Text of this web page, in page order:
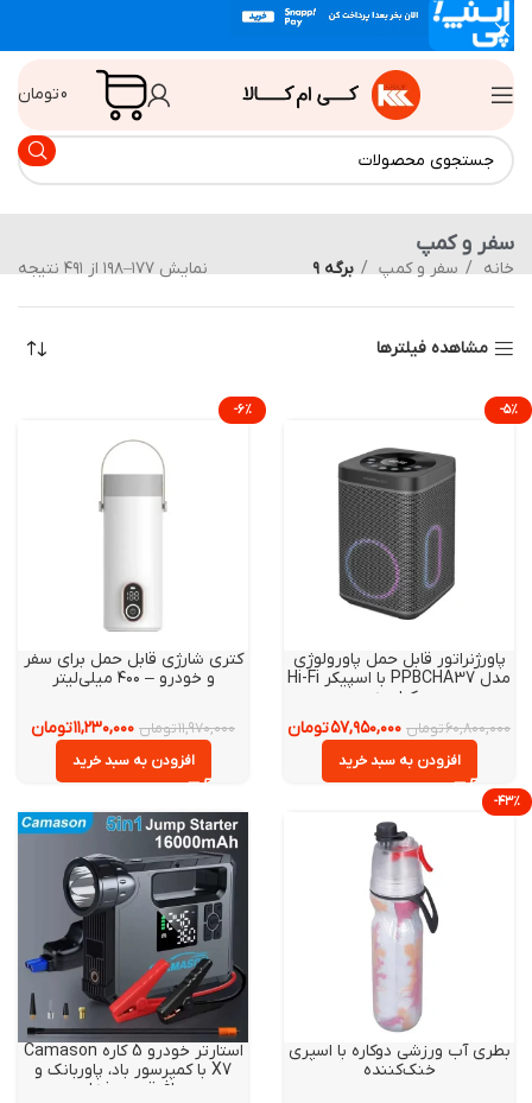
تومان
و کمپ
سفر و کمپ برگه ۹ نمایش ۱۷۷–۱۹۸ از ۴۹۱ نتیجه
مشاهده فیلترها
قابل حمل پاورولوژی
مدل PPBCHA37 با اسپیکر Hi-Fi
یکپارچه
تومان ۵۷,۹۵۰,۰۰۰تومان
افزودن به سبد خرید
کتری شارژی قابل حمل برای سفر
و خودرو – ۴۰۰ میلی‌لیتر
۱۱,۹۷۰,۰۰۰تومان ۱۱,۲۳۰,۰۰۰تومان
افزودن به سبد خرید
آب ورزشی دوکاره با اسپری
خنک‌کننده
استارتر خودرو 5 کاره Camason
X7 با کمپرسور باد، پاوربانک و
چراغ قوه حرفه‌ای